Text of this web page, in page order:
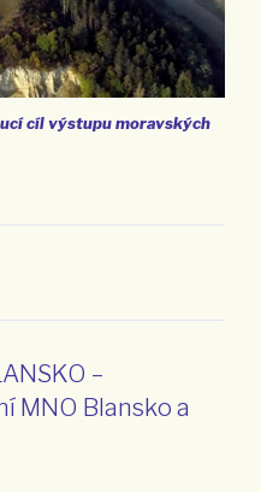
cíl výstupu moravských
–
MNO Blansko a